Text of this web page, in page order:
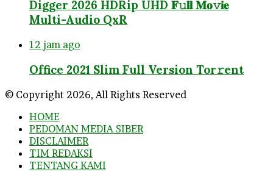
Digger 2026 HDRip UHD 𝐅𝚞𝐥𝐥 𝐌𝐨𝚟𝐢𝐞
Multi-Audio QxR
12 jam ago
Office 2021 Slim Full Version Tor𝚛ent
© Copyright 2026, All Rights Reserved
HOME
PEDOMAN MEDIA SIBER
DISCLAIMER
TIM REDAKSI
TENTANG KAMI